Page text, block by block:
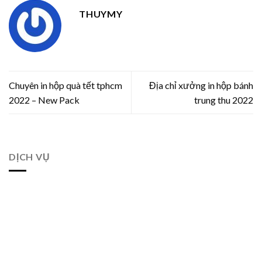
THUYMY
Chuyên in hộp quà tết tphcm
2022 – New Pack
Địa chỉ xưởng in hộp bánh
trung thu 2022
DỊCH VỤ